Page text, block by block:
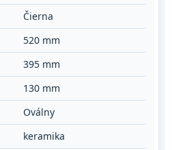
Čierna
520 mm
395 mm
130 mm
Oválny
keramika